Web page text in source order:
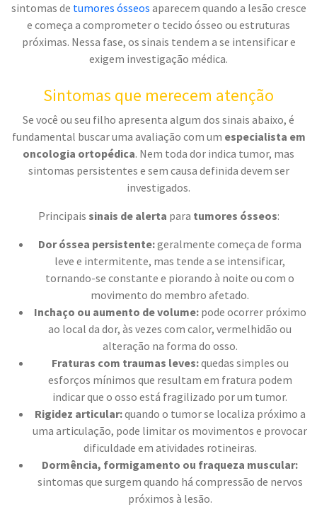
sintomas de tumores ósseos aparecem quando a lesão cresce
e começa a comprometer o tecido ósseo ou estruturas
próximas. Nessa fase, os sinais tendem a se intensificar e
exigem investigação médica.
Sintomas que merecem atenção
Se você ou seu filho apresenta algum dos sinais abaixo, é
fundamental buscar uma avaliação com um especialista em
oncologia ortopédica. Nem toda dor indica tumor, mas
sintomas persistentes e sem causa definida devem ser
investigados.
Principais sinais de alerta para tumores ósseos:
Dor óssea persistente:geralmente começa de forma
leve e intermitente, mas tende a se intensificar,
tornando-se constante e piorando à noite ou com o
movimento do membro afetado.
Inchaço ou aumento de volume:pode ocorrer próximo
ao local da dor, às vezes com calor, vermelhidão ou
alteração na forma do osso.
Fraturas com traumas leves:quedas simples ou
esforços mínimos que resultam em fratura podem
indicar que o osso está fragilizado por um tumor.
Rigidez articular:quando o tumor se localiza próximo a
uma articulação, pode limitar os movimentos e provocar
dificuldade em atividades rotineiras.
Dormência, formigamento ou fraqueza muscular:
sintomas que surgem quando há compressão de nervos
próximos à lesão.